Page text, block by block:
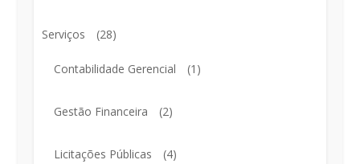
Serviços (28)
Contabilidade Gerencial (1)
Gestão Financeira (2)
Licitações Públicas (4)